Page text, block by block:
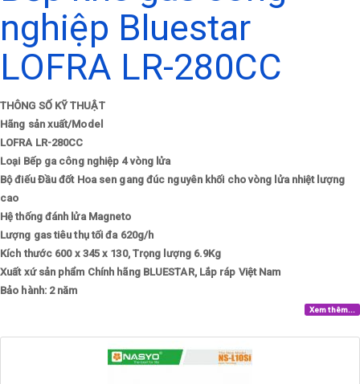
nghiệp Bluestar
LOFRA LR-280CC
THÔNG SỐ KỸ THUẬT
Hãng sản xuất/Model
LOFRA LR-280CC
Loại Bếp ga công nghiệp 4 vòng lửa
Bộ điếu Đầu đốt Hoa sen gang đúc nguyên khối cho vòng lửa nhiệt lượng
cao
Hệ thống đánh lửa Magneto
Lượng gas tiêu thụ tối đa 620g/h
Kích thước 600 x 345 x 130, Trọng lượng 6.9Kg
Xuất xứ sản phẩm Chính hãng BLUESTAR, Lắp ráp Việt Nam
Bảo hành: 2 năm
Xem thêm...